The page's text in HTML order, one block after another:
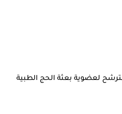
لعضوية بعثة الحج الطبية